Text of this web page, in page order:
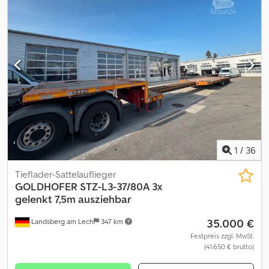
Uwcjkek Schwanenhals Länge x Breite 3.850 mm x 2.540 mm
1.970 mm / 2.300 mm Königszapfen 2,0 '' Sattellast 23.000 kg
Flachbettbrücke einfach teleskopierbar Länge x Breite 6.300 mm
+ 4.300 mm x 2.750 mm verbreiterbar auf 3200 mm teleskopierbar
um 4.300 mm / mm Bauhöhe 220 mm Ladehöhe beladen ca. 320
mm bei 100 mm Bodenfreiheit 2-Achs-Fahrwerk hinten Radstand
1360 Einzelbereifung 245/70 R 17,5 mit BPW Pendelachsen 12-14 t
Achslast Lenkung zwangsgelenkt Funkfernsteuerung
Zentralschmieranlage Verbreiterungen Elektroaggragat
1 / 36
Landsberg am Lech 347 km
Tieflader-Sattelauflieger
GOLDHOFER STZ-L3-37/80A 3x
gelenkt 7,5m ausziehbar
35.000 €
Festpreis zzgl. MwSt.
(41.650 € brutto)